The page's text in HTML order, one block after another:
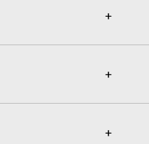
＋
＋
＋
＋
＋
＋